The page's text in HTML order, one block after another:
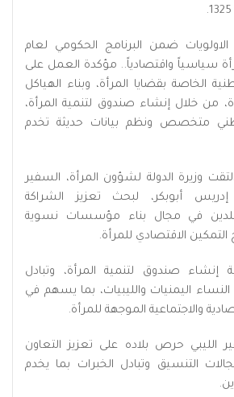
ضمن البرنامج الحكومي لعام
سياسياً واقتصادياً.. مؤكدة العمل على
الخاصة بقضايا المرأة، وبناء الهياكل
من خلال إنشاء صندوق لتنمية المرأة،
متخصص ونظم بيانات حديثة تخدم
وزيرة الدولة لشؤون المرأة، السفير
أبوبكر، لبحث تعزيز الشراكة
البلدين في مجال بناء مؤسسات نسوية
الاقتصادي للمرأة.
إنشاء صندوق لتنمية المرأة، وتبادل
النساء اليمنيات والليبيات، بما يسهم في
والاجتماعية الموجهة للمرأة.
الليبي حرص بلاده على تعزيز التعاون
التنسيق وتبادل الخبرات بما يخدم